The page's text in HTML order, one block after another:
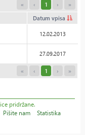
« ‹ 1 › »
Datum vpisa
12.02.2013
27.09.2017
« ‹ 1 › »
pridržane.
Pišite nam
Statistika